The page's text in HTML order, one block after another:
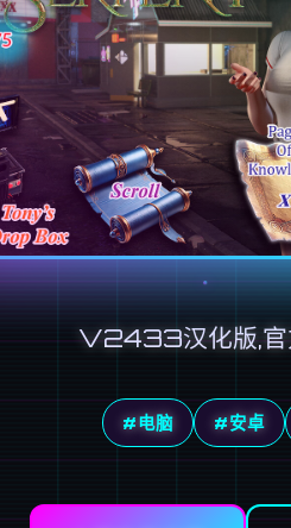
V2433汉化版,官
#电脑 #安卓